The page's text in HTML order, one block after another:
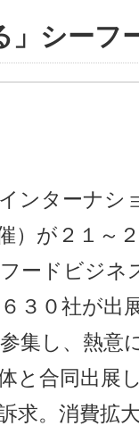
」シー
ンターナシ
）が２１～
ードビジネ
３０社が出
集し、熱意
と合同出展
求。消費拡